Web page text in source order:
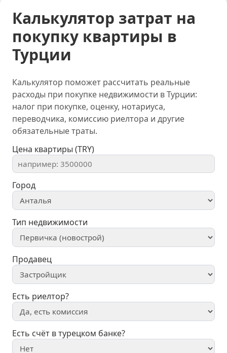
Калькулятор затрат на
покупку квартиры в
Турции
Калькулятор поможет рассчитать реальные
расходы при покупке недвижимости в Турции:
налог при покупке, оценку, нотариуса,
переводчика, комиссию риелтора и другие
обязательные траты.
Цена квартиры (TRY)
Город
Тип недвижимости
Продавец
Есть риелтор?
Есть счёт в турецком банке?